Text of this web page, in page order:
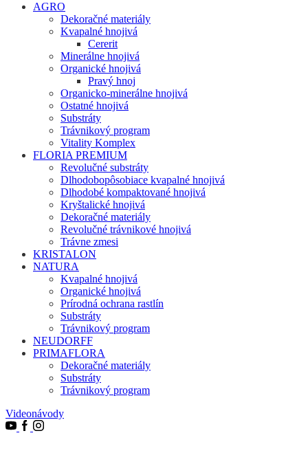
AGRO
Dekoračné materiály
Kvapalné hnojivá
Cererit
Minerálne hnojivá
Organické hnojivá
Pravý hnoj
Organicko-minerálne hnojivá
Ostatné hnojivá
Substráty
Trávnikový program
Vitality Komplex
FLORIA PREMIUM
Revolučné substráty
Dlhodobopôsobiace kvapalné hnojivá
Dlhodobé kompaktované hnojivá
Kryštalické hnojivá
Dekoračné materiály
Revolučné trávnikové hnojivá
Trávne zmesi
KRISTALON
NATURA
Kvapalné hnojivá
Organické hnojivá
Prírodná ochrana rastlín
Substráty
Trávnikový program
NEUDORFF
PRIMAFLORA
Dekoračné materiály
Substráty
Trávnikový program
Videonávody
Youtube
Facebook
Instagram